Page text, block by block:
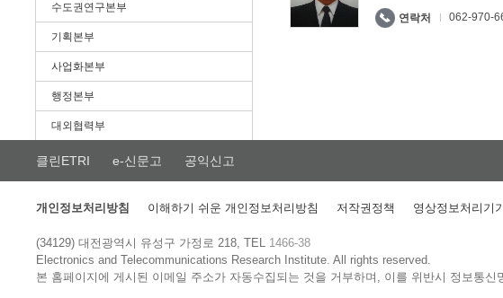
수도권연구본부
기획본부
사업화본부
행정본부
대외협력부
연락처 062-970-
클린ETRI e-신문고 공익신고
개인정보처리방침 이해하기 쉬운 개인정보처리방침 저작권정책 영상정보처리기
(34129) 대전광역시 유성구 가정로 218, TEL 1466-38
Electronics and Telecommunications Research Institute.All rights reserved.
본 홈페이지에 게시된 이메일 주소가 자동수집되는 것을 거부하며, 이를 위반시 정보통